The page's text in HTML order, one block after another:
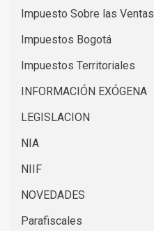
Impuesto Sobre las Ventas
Impuestos Bogotá
Impuestos Territoriales
INFORMACIÓN EXÓGENA
LEGISLACION
NIA
NIIF
NOVEDADES
Parafiscales